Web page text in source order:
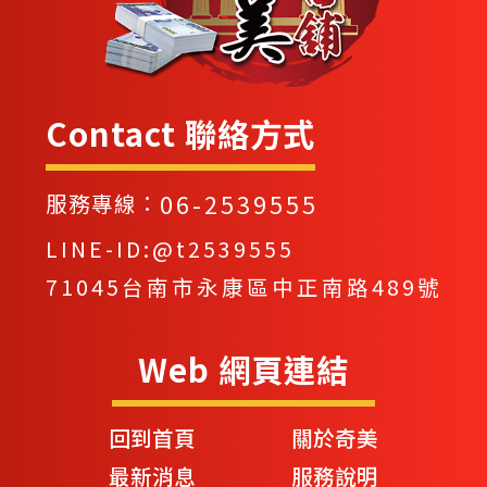
Contact 聯絡方式
服務專線： 06-2539555
LINE-ID:@t2539555
71045台南市永康區中正南路489號
Web 網頁連結
回到首頁
關於奇美
最新消息
服務說明